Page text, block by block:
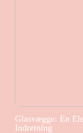
Glasvægge: En
Indretning